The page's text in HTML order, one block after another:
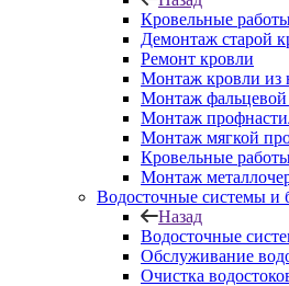
Кровельные
Демонтаж старой
Ремонт кровли
Монтаж кровли из
Монтаж фальцевой
Монтаж
Монтаж мягкой
Кровельные
Монтаж
Водосточные системы и
Назад
Водосточные
Обслуживание
Очистка